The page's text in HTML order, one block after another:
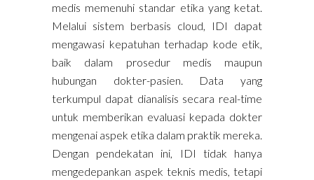
medis memenuhi standar etika yang ketat.
Melalui sistem berbasis cloud, IDI dapat
mengawasi kepatuhan terhadap kode etik,
baik dalam prosedur medis maupun
hubungan dokter-pasien. Data yang
terkumpul dapat dianalisis secara real-time
untuk memberikan evaluasi kepada dokter
mengenai aspek etika dalam praktik mereka.
Dengan pendekatan ini, IDI tidak hanya
mengedepankan aspek teknis medis, tetapi